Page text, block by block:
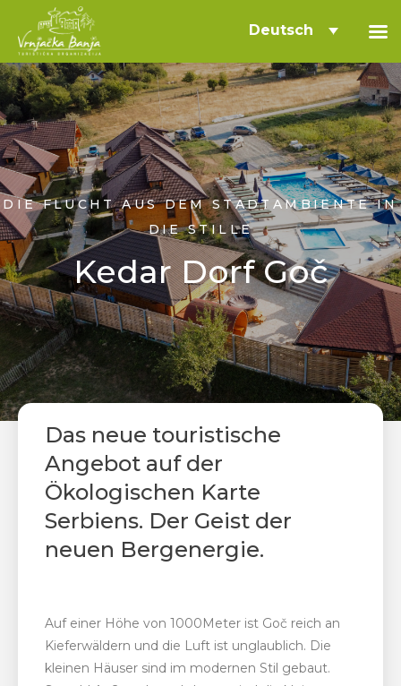
DIE FLUCHT AUS DEM STADTAMBIENTE IN
DIE STILLE
Kedar Dorf Goč
Das neue touristische
Angebot auf der
Ökologischen Karte
Serbiens. Der Geist der
neuen Bergenergie.
Auf einer Höhe von 1000Meter ist Goč reich an
Kieferwäldern und die Luft ist unglaublich. Die
kleinen Häuser sind im modernen Stil gebaut.
Deutsch